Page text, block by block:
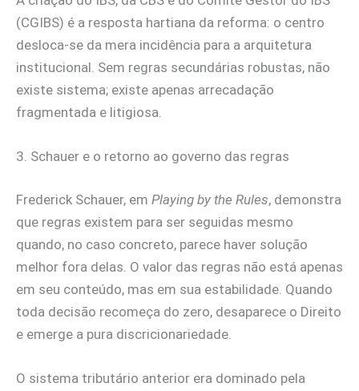
(CGIBS) é a resposta hartiana da reforma: o centro
desloca-se da mera incidência para a arquitetura
institucional. Sem regras secundárias robustas, não
existe sistema; existe apenas arrecadação
fragmentada e litigiosa.
3. Schauer e o retorno ao governo das regras
Frederick Schauer, em Playing by the Rules, demonstra
que regras existem para ser seguidas mesmo
quando, no caso concreto, parece haver solução
melhor fora delas. O valor das regras não está apenas
em seu conteúdo, mas em sua estabilidade. Quando
toda decisão recomeça do zero, desaparece o Direito
e emerge a pura discricionariedade.
O sistema tributário anterior era dominado pela